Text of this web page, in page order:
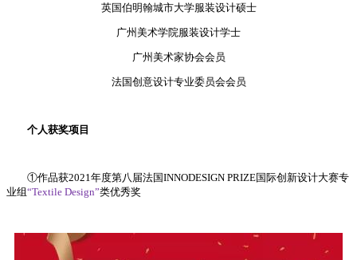
英国伯明翰城市大学服装设计硕士
广州美术学院服装设计学士
广州美术家协会会员
法国创意设计专业委员会会员
个人获奖项目
①作品获2021年度第八届法国INNODESIGN PRIZE国际创新设计大赛专
业组“Textile Design”类优秀奖